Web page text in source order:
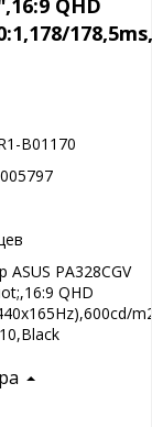
QHD
B01170
PA328CGV
QHD